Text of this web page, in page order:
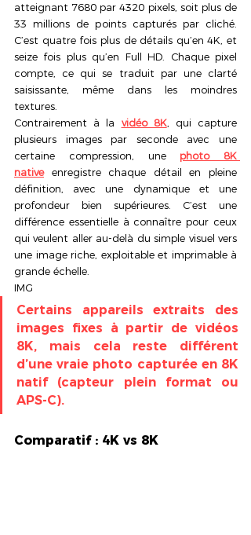
atteignant 7680 par 4320 pixels, soit plus de
33 millions de points capturés par cliché.
C’est quatre fois plus de détails qu’en 4K, et
seize fois plus qu’en Full HD. Chaque pixel
compte, ce qui se traduit par une clarté
saisissante, même dans les moindres
textures.
Contrairement à la vidéo 8K, qui capture
plusieurs images par seconde avec une
certaine compression, une photo 8K
native enregistre chaque détail en pleine
définition, avec une dynamique et une
profondeur bien supérieures. C’est une
différence essentielle à connaître pour ceux
qui veulent aller au-delà du simple visuel vers
une image riche, exploitable et imprimable à
grande échelle.
IMG
Certains appareils extraits des
images fixes à partir de vidéos
8K, mais cela reste différent
d’une vraie photo capturée en 8K
natif (capteur plein format ou
APS-C).
Comparatif : 4K vs 8K